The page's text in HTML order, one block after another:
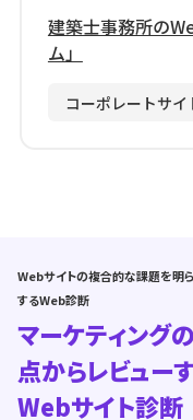
建築士事務所の
ム」
コーポレートサイ
Webサイトの複合的な課題を明
するWeb診断
マーケティング
点からレビュー
Webサイト診断